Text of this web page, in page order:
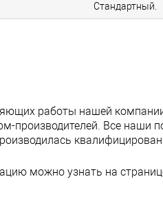
Стандартный.
работы нашей
производителей. Все наши
можно узнать на